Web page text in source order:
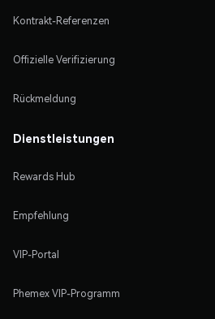
Kontrakt-Referenzen
Offizielle Verifizierung
Rückmeldung
Dienstleistungen
Rewards Hub
Empfehlung
VIP-Portal
Phemex VIP-Programm